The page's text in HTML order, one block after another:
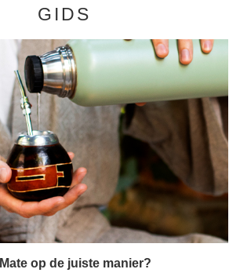
GIDS
op de juiste manier?